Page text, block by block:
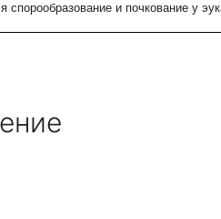
и почкование у